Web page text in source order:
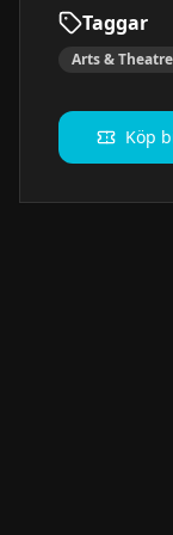
Taggar
Arts & Theatre
Köp